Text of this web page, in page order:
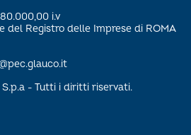
i.v
del Registro delle Imprese di ROMA
- Tutti i diritti riservati.